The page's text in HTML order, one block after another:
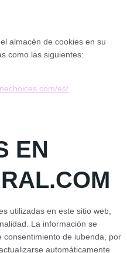
almacén de cookies en su
como las siguientes:
es/
EN
utilizadas en este sitio web,
La información se
de iubenda, por
automáticamente